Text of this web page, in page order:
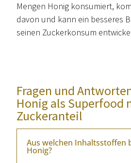
Mengen Honig konsumiert,
davon und kann ein besseres
seinen Zuckerkonsum
Fragen und
Honig als Superfood
Zuckeranteil
Aus welchen Inhaltsstoffen
Honig?